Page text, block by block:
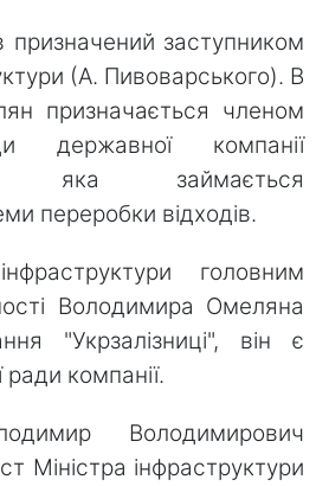
призначений заступником
(А. Пивоварського). В
призначається членом
державної компанії
яка займається
переробки відходів.
головним
Володимира Омеляна
"Укрзалізниці", він є
компанії.
Володимирович
Міністра інфраструктури